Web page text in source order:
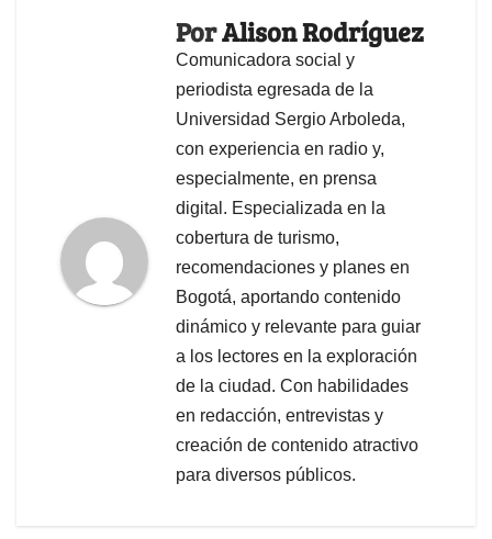
PorAlison Rodríguez
Comunicadora social y
periodista egresada de la
Universidad Sergio Arboleda,
con experiencia en radio y,
especialmente, en prensa
digital. Especializada en la
cobertura de turismo,
recomendaciones y planes en
Bogotá, aportando contenido
dinámico y relevante para guiar
a los lectores en la exploración
de la ciudad. Con habilidades
en redacción, entrevistas y
creación de contenido atractivo
para diversos públicos.